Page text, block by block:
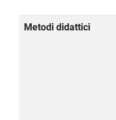
Metodi didattici